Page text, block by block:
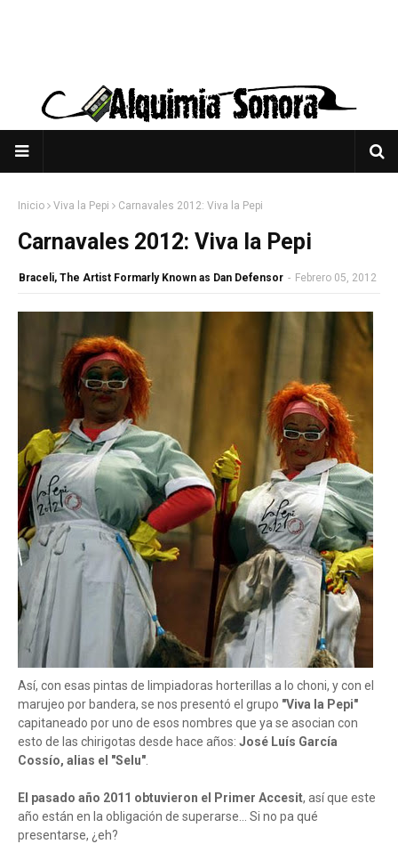
Inicio Viva la Pepi Carnavales 2012: Viva la Pepi
Carnavales 2012: Viva la Pepi
Braceli, The Artist Formarly Known as Dan Defensor - Febrero 05, 2012
Así, con esas pintas de limpiadoras horterillas a lo choni, y con el
marujeo por bandera, se nos presentó el grupo "Viva la Pepi"
capitaneado por uno de esos nombres que ya se asocian con
esto de las chirigotas desde hace años: José Luís García
Cossío, alias el "Selu".
El pasado año 2011 obtuvieron el Primer Accesit, así que este
año están en la obligación de superarse... Si no pa qué
presentarse, ¿eh?